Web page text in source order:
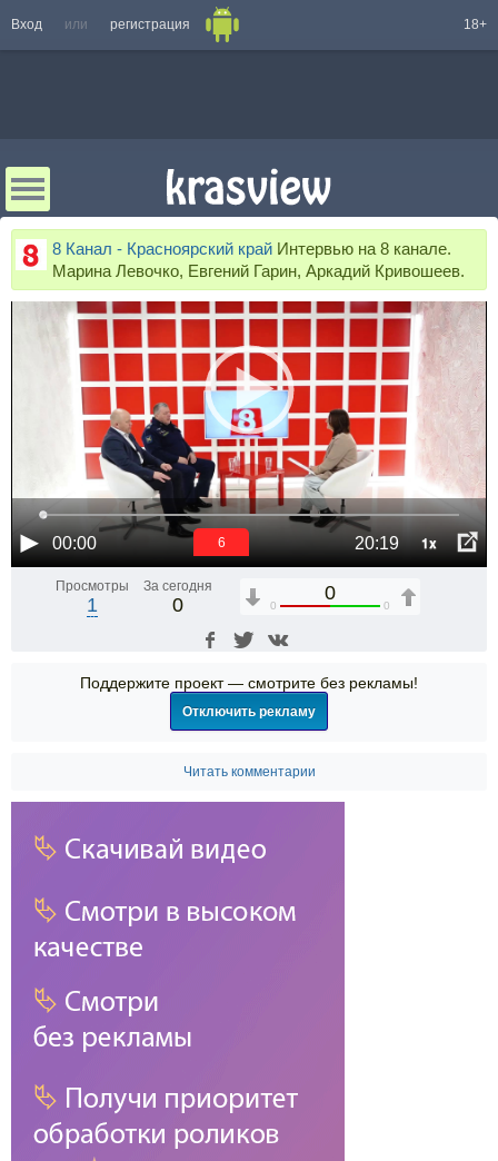
Вход или регистрация 18+
8 Канал - Красноярский край Интервью на 8 канале.
Марина Левочко, Евгений Гарин, Аркадий Кривошеев.
00:00 20:19 1x
6
Просмотры
1
За сегодня
0
0
0 0
Поддержите проект — смотрите без рекламы!
Отключить рекламу
Читать комментарии